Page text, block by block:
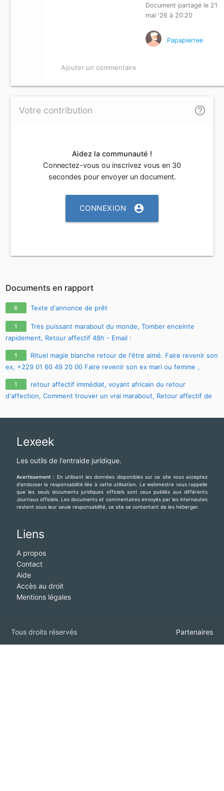
Document partagé le 21
mai '26 à 20:20
Papapierree
Ajouter un commentaire
Votre contribution help_outline
Aidez la communauté !
Connectez-vous ou inscrivez vous en 30
secondes pour envoyer un document.
CONNEXION account_circle
Documents en rapport
6 Texte d'annonce de prêt
1
Très puissant marabout du monde, Tomber enceinte
rapidement, Retour affectif 48h - Email :
maitre.fa.olouwoashewa@gmail.com
+233 57 651 4924
1
Rituel magie blanche retour de l'être aimé. Faire revenir son
ex, +229 01 60 49 20 00 Faire revenir son ex mari ou femme ,
comment faire revenir son ex avec photo
1
retour affectif immédiat, voyant africain du retour
d'affection, Comment trouver un vrai marabout, Retour affectif de
CONTACT E-MAIL :maitre.fa.olouwoashewa@gmail.com, CONTACT
Lexeek
Les outils de l'entraide juridique.
Avertissement : En utilisant les données disponibles sur ce site vous acceptez
d'endosser la responsabilité liée à cette utilisation. Le webmestre vous rappelle
que les seuls documents juridiques officiels sont ceux publiés aux différents
Journaux officiels. Les documents et commentaires envoyés par les internautes
restent sous leur seule responsabilité, ce site se contentant de les héberger.
Liens
A propos
Contact
Aide
Accès au droit
Mentions légales
Tous droits réservés Partenaires